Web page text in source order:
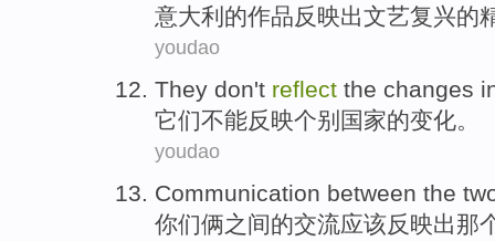
意大利 的作品反映出文艺复兴的
youdao
They don't reflect the changes
它们不能反映个别 国家的变化。
youdao
Communication between the
你们俩之间的交流应该反映出那